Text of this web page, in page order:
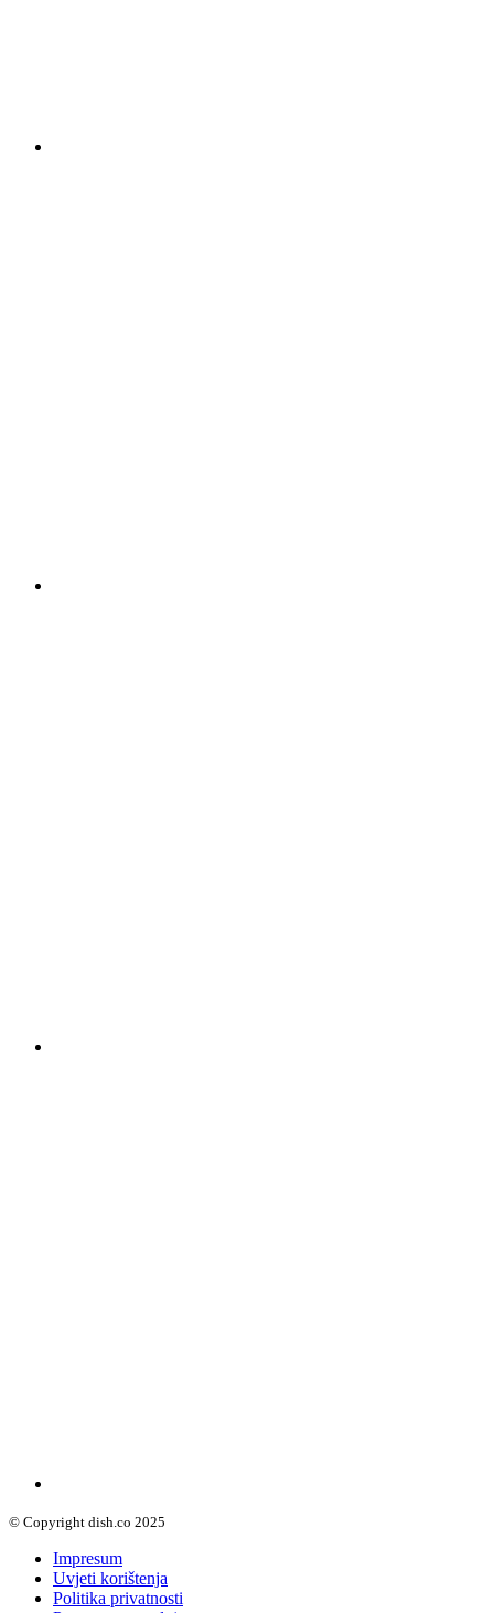
© Copyright dish.co 2025
Impresum
Uvjeti korištenja
Politika privatnosti